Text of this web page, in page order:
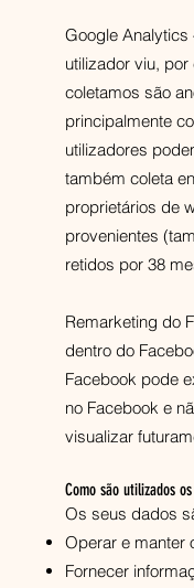
Google
utilizador viu,
coletamos são
principalmente
utilizadores
também coleta
proprietários de
provenientes
retidos por 38
Remarketing do
dentro do
Facebook pode
no Facebook e
visualizar
Como são utilizados
Os seus dados
Operar e manter
Fornecer